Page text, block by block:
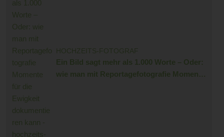
HOCHZEITS-FOTOGRAF
Ein Bild sagt mehr als 1.000 Worte – Oder:
wie man mit Reportagefotografie Momente